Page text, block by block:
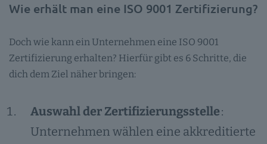
Wie erhält man eine ISO 9001 Zertifizierung?
Doch wie kann ein Unternehmen eine ISO 9001
Zertifizierung erhalten? Hierfür gibt es 6 Schritte, die
dich dem Ziel näher bringen:
Auswahl der Zertifizierungsstelle:
Unternehmen wählen eine akkreditierte